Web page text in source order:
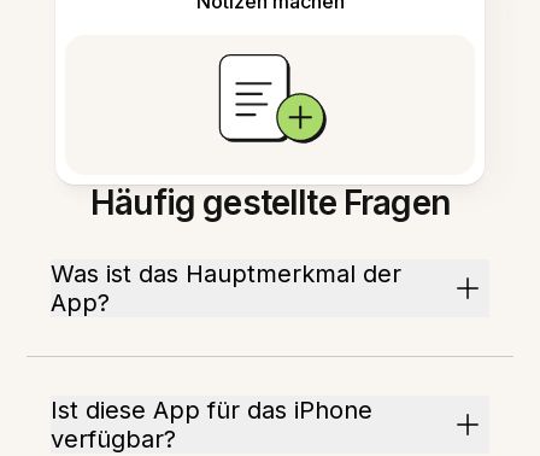
Häufig gestellte Fragen
Was ist das Hauptmerkmal der
App?
Ist diese App für das iPhone
verfügbar?